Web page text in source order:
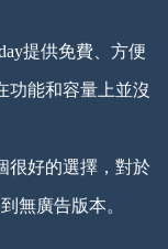
提供免費、方便
功能和容量上並沒
很好的選擇，對於
無廣告版本。